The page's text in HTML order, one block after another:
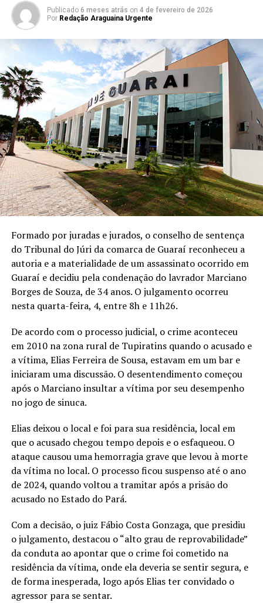
Publicado 6 meses atrás on 4 de fevereiro de 2026
Por Redação Araguaina Urgente
Formado por juradas e jurados, o conselho de sentença
do Tribunal do Júri da comarca de Guaraí reconheceu a
autoria e a materialidade de um assassinato ocorrido em
Guaraí e decidiu pela condenação do lavrador Marciano
Borges de Souza, de 34 anos. O julgamento ocorreu
nesta quarta-feira, 4, entre 8h e 11h26.
De acordo com o processo judicial, o crime aconteceu
em 2010 na zona rural de Tupiratins quando o acusado e
a vítima, Elias Ferreira de Sousa, estavam em um bar e
iniciaram uma discussão. O desentendimento começou
após o Marciano insultar a vítima por seu desempenho
no jogo de sinuca.
Elias deixou o local e foi para sua residência, local em
que o acusado chegou tempo depois e o esfaqueou. O
ataque causou uma hemorragia grave que levou à morte
da vítima no local. O processo ficou suspenso até o ano
de 2024, quando voltou a tramitar após a prisão do
acusado no Estado do Pará.
Com a decisão, o juiz Fábio Costa Gonzaga, que presidiu
o julgamento, destacou o “alto grau de reprovabilidade”
da conduta ao apontar que o crime foi cometido na
residência da vítima, onde ela deveria se sentir segura, e
de forma inesperada, logo após Elias ter convidado o
agressor para se sentar.